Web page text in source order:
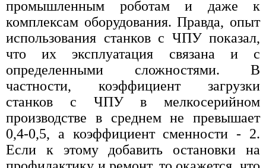
промышленным роботам и даже к
комплексам оборудования. Правда, опыт
использования станков с ЧПУ показал,
что их эксплуатация связана и с
определенными сложностями. В
частности, коэффициент загрузки
станков с ЧПУ в мелкосерийном
производстве в среднем не превышает
0,4-0,5, а коэффициент сменности - 2.
Если к этому добавить остановки на